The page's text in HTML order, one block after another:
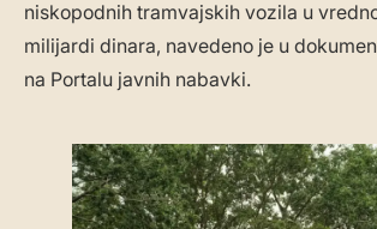
niskopodnih tramvajskih vozila u
milijardi dinara, navedeno je u
na Portalu javnih nabavki.